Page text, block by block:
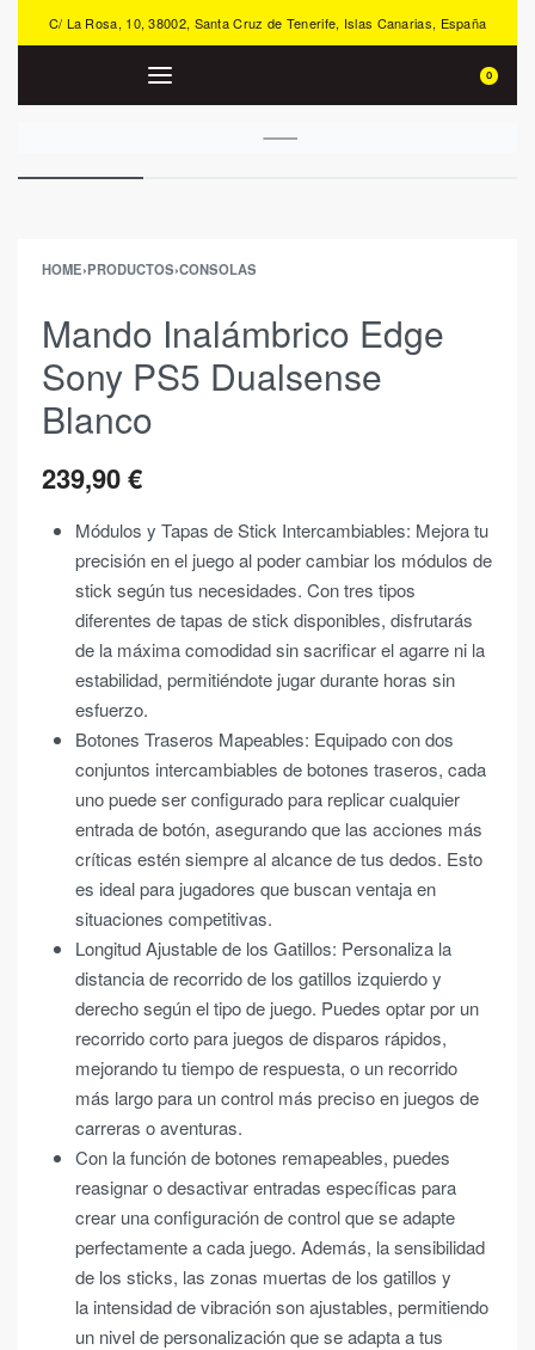
C/ La Rosa, 10, 38002, Santa Cruz de Tenerife, Islas Canarias, España
0
HOME›PRODUCTOS›CONSOLAS
Mando Inalámbrico Edge
Sony PS5 Dualsense
Blanco
239,90€
Módulos y Tapas de Stick Intercambiables: Mejora tu
precisión en el juego al poder cambiar los módulos de
stick según tus necesidades. Con tres tipos
diferentes de tapas de stick disponibles, disfrutarás
de la máxima comodidad sin sacrificar el agarre ni la
estabilidad, permitiéndote jugar durante horas sin
esfuerzo.
Botones Traseros Mapeables: Equipado con dos
conjuntos intercambiables de botones traseros, cada
uno puede ser configurado para replicar cualquier
entrada de botón, asegurando que las acciones más
críticas estén siempre al alcance de tus dedos. Esto
es ideal para jugadores que buscan ventaja en
situaciones competitivas.
Longitud Ajustable de los Gatillos: Personaliza la
distancia de recorrido de los gatillos izquierdo y
derecho según el tipo de juego. Puedes optar por un
recorrido corto para juegos de disparos rápidos,
mejorando tu tiempo de respuesta, o un recorrido
más largo para un control más preciso en juegos de
carreras o aventuras.
Con la función de botones remapeables, puedes
reasignar o desactivar entradas específicas para
crear una configuración de control que se adapte
perfectamente a cada juego. Además, la sensibilidad
de los sticks, las zonas muertas de los gatillos y
la intensidad de vibración son ajustables, permitiendo
un nivel de personalización que se adapta a tus